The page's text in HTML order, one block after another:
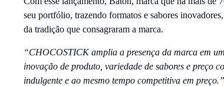
seu portfólio, trazendo formatos e sabores
da tradição que consagraram a marca.
“CHOCOSTICK amplia a presença da marca em
inovação de produto, variedade de sabores e preço
indulgente e ao mesmo tempo competitiva em preço.”